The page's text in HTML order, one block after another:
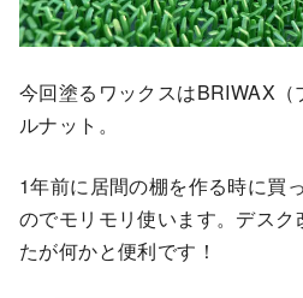
今回塗るワックスはBRIWAX（
ルナット。
1年前に居間の棚を作る時に買
のでモリモリ使います。デス
たが何かと便利です！